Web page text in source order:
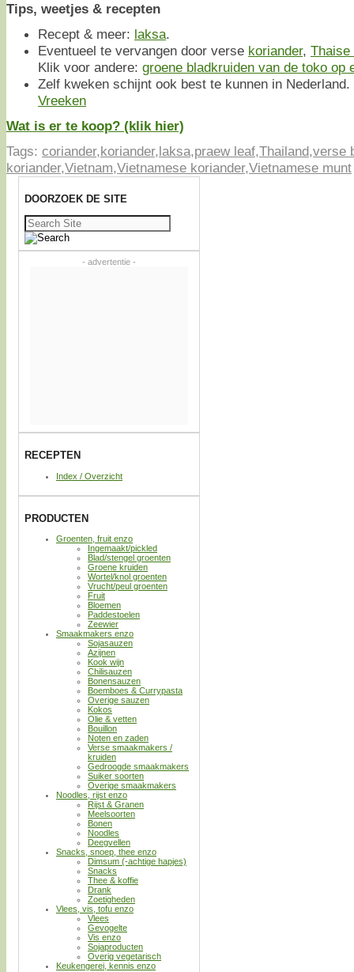
Tips, weetjes & recepten
Recept & meer: laksa.
Eventueel te vervangen door verse koriander,
Klik voor andere: groene bladkruiden van de toko op
Zelf kweken schijnt ook best te kunnen in
Vreeken
Wat is er te koop? (klik hier)
Tags: coriander,koriander,laksa,praew leaf,Thailand,verse
koriander,Vietnam,Vietnamese koriander,Vietnamese munt
DOORZOEK DE SITE
Zoeken
naar:
- advertentie -
RECEPTEN
Index / Overzicht
PRODUCTEN
Groenten, fruit enzo
Ingemaakt/pickled
Blad/stengel groenten
Groene kruiden
Wortel/knol groenten
Vrucht/peul groenten
Fruit
Bloemen
Paddestoelen
Zeewier
Smaakmakers enzo
Sojasauzen
Azijnen
Kook wijn
Chilisauzen
Bonensauzen
Boemboes & Currypasta
Overige sauzen
Kokos
Olie & vetten
Bouillon
Noten en zaden
Verse smaakmakers /
kruiden
Gedroogde smaakmakers
Suiker soorten
Overige smaakmakers
Noodles, rijst enzo
Rijst & Granen
Meelsoorten
Bonen
Noodles
Deegvellen
Snacks, snoep, thee enzo
Dimsum (-achtige hapjes)
Snacks
Thee & koffie
Drank
Zoetigheden
Vlees, vis, tofu enzo
Vlees
Gevogelte
Vis enzo
Sojaproducten
Overig vegetarisch
Keukengerei, kennis enzo